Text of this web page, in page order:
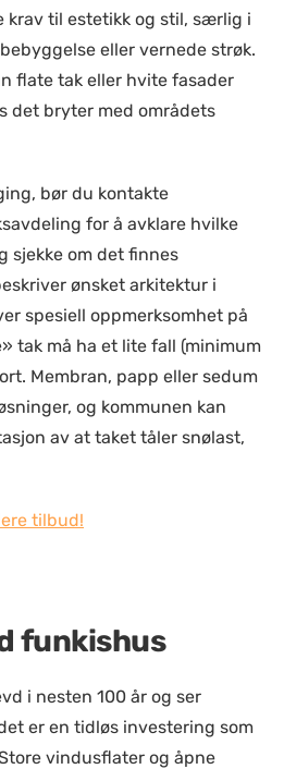
krav til estetikk og stil, særlig i
eller vernede strøk.
flate tak eller hvite fasader
det bryter med områdets
bør du kontakte
for å avklare hvilke
sjekke om det finnes
ønsket arkitektur i
spesiell oppmerksomhet på
tak må ha et lite fall (minimum
Membran, papp eller sedum
og kommunen kan
av at taket tåler snølast,
tilbud!
funkishus
i nesten 100 år og ser
er en tidløs investering som
vindusflater og åpne